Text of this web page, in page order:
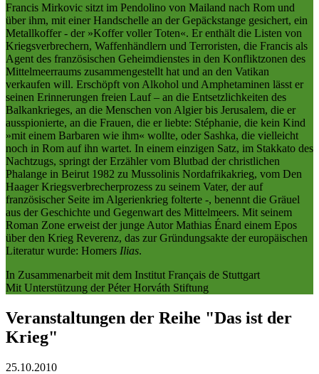
Francis Mirkovic sitzt im Pendolino von Mailand nach Rom und
über ihm, mit einer Handschelle an der Gepäckstange gesichert, ein
Metallkoffer - der »Koffer voller Toten«. Er enthält die Listen von
Kriegsverbrechern, Waffenhändlern und Terroristen, die Francis als
Agent des französischen Geheimdienstes in den Konfliktzonen des
Mittelmeerraums zusammengestellt hat und an den Vatikan
verkaufen will. Erschöpft von Alkohol und Amphetaminen lässt er
seinen Erinnerungen freien Lauf – an die Entsetzlichkeiten des
Balkankrieges, an die Menschen von Algier bis Jerusalem, die er
ausspionierte, an die Frauen, die er liebte: Stéphanie, die kein Kind
»mit einem Barbaren wie ihm« wollte, oder Sashka, die vielleicht
noch in Rom auf ihn wartet. In einem einzigen Satz, im Stakkato des
Nachtzugs, springt der Erzähler vom Blutbad der christlichen
Phalange in Beirut 1982 zu Mussolinis Nordafrikakrieg, vom Den
Haager Kriegsverbrecherprozess zu seinem Vater, der auf
französischer Seite im Algerienkrieg folterte -, benennt die Gräuel
aus der Geschichte und Gegenwart des Mittelmeers. Mit seinem
Roman Zone erweist der junge Autor Mathias Énard einem Epos
über den Krieg Reverenz, das zur Gründungsakte der europäischen
Literatur wurde: Homers Ilias.
In Zusammenarbeit mit dem Institut Français de Stuttgart
Mit Unterstützung der Péter Horváth Stiftung
Veranstaltungen der Reihe "Das ist der
Krieg"
25.10.2010